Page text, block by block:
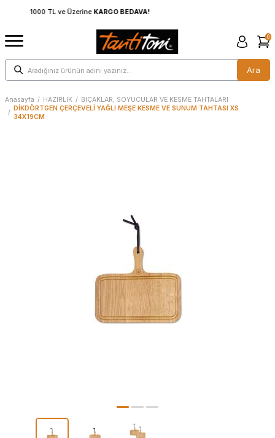
1000 TL ve Üzerine
Ara
0
Anasayfa / HAZIRLIK / BIÇAKLAR, SOYUCULAR VE KESME TAHTALARI
/
DİKDÖRTGEN ÇERÇEVELİ YAĞLI MEŞE KESME VE SUNUM TAHTASI XS
34X19CM